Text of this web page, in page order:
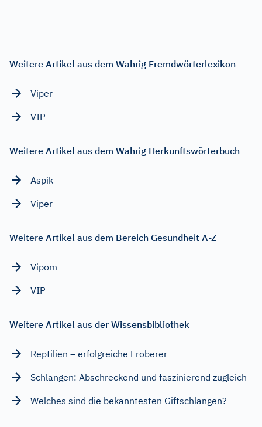
Weitere Artikel aus dem Wahrig Fremdwörterlexikon
Viper
VIP
Weitere Artikel aus dem Wahrig Herkunftswörterbuch
Aspik
Viper
Weitere Artikel aus dem Bereich Gesundheit A-Z
Vipom
VIP
Weitere Artikel aus der Wissensbibliothek
Reptilien – erfolgreiche Eroberer
Schlangen: Abschreckend und faszinierend zugleich
Welches sind die bekanntesten Giftschlangen?